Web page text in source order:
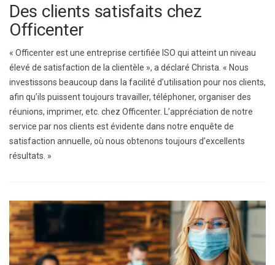
Des clients satisfaits chez
Officenter
« Officenter est une entreprise certifiée ISO qui atteint un niveau
élevé de satisfaction de la clientèle », a déclaré Christa. « Nous
investissons beaucoup dans la facilité d’utilisation pour nos clients,
afin qu’ils puissent toujours travailler, téléphoner, organiser des
réunions, imprimer, etc. chez Officenter. L’appréciation de notre
service par nos clients est évidente dans notre enquête de
satisfaction annuelle, où nous obtenons toujours d’excellents
résultats. »